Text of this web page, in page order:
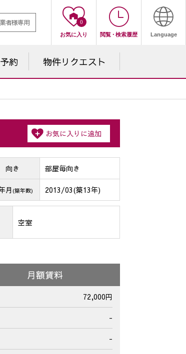
者様専用 0
お気に入り 閲覧・ 検索履歴 Language
約 物件リクエスト
お気に入りに追加
向き 部屋毎向き
月 (築年数) 2013/03(築13年)
空室
月額賃料
72,000円
-
-